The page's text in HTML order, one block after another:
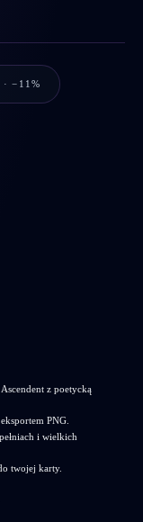
−11%
z poetycką
PNG.
i wielkich
twojej karty.